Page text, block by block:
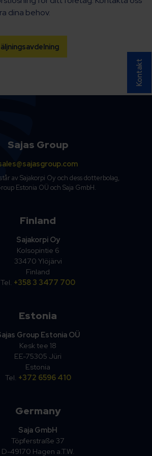
dina behov.
Sajas Group
av Sajakorpi Oy och dess dotterbolag,
Estonia OÜ och Saja GmbH.
Finland
Sajakorpi Oy
Kolsopintie 6
33470 Ylöjärvi
Finland
Tel. +358 3 3477 700
Estonia
Group Estonia OÜ
Kesk tee 18
EE-75305 Jüri
Estonia
Tel. +372 6596 410
Germany
Saja GmbH
Töpferstraße 37
D-49170 Hagen a.T.W.
Kontakt